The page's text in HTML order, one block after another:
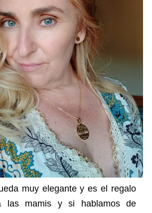
muy elegante y es el regalo
las mamis y si hablamos de